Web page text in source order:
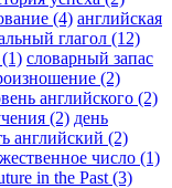
(4) английская
глагол (12)
словарный запас
(2)
английского (2)
(2) день
английский (2)
число (1)
in the Past (3)